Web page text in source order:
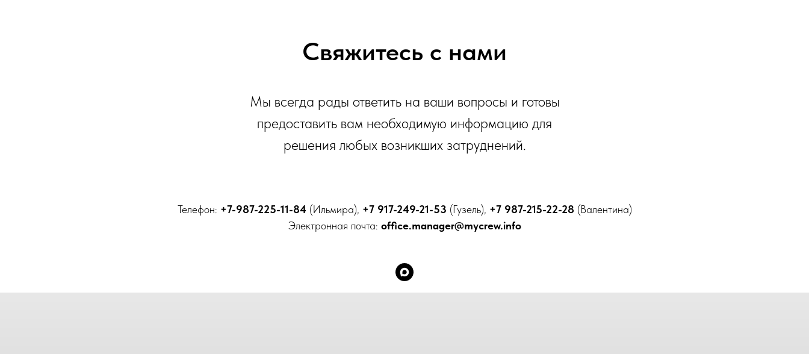
Свяжитесь с нами
Мы всегда рады ответить на ваши вопросы и готовы
предоставить вам необходимую информацию для
решения любых возникших затруднений.
Телефон: +7-987-225-11-84 (Ильмира), +7 917-249-21-53 (Гузель), +7 987-215-22-28 (Валентина)
Электронная почта: office.manager@mycrew.info